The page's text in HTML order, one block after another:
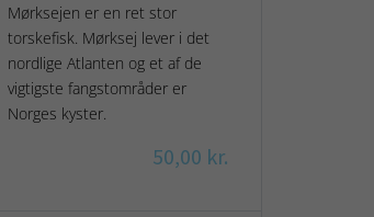
Mørksejen er en ret stor
torskefisk. Mørksej lever i det
nordlige Atlanten og et af de
vigtigste fangstområder er
Norges kyster.
50,00 kr.